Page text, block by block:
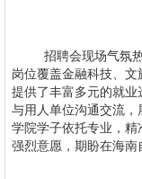
招聘会现场气氛热
岗位覆盖金融科技、
提供了丰富多元的就
与用人单位沟通交流
学院学子依托专业，
强烈意愿，期盼在海南